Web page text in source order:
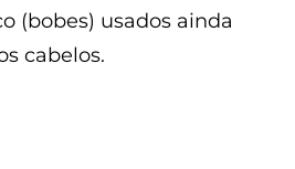
(bobes) usados ainda
cabelos.